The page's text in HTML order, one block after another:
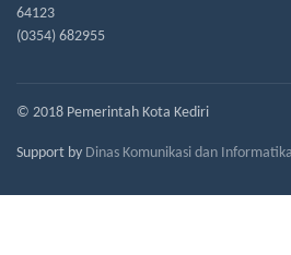
64123
(0354) 682955
© 2018 Pemerintah Kota Kediri
Support by Dinas Komunikasi dan